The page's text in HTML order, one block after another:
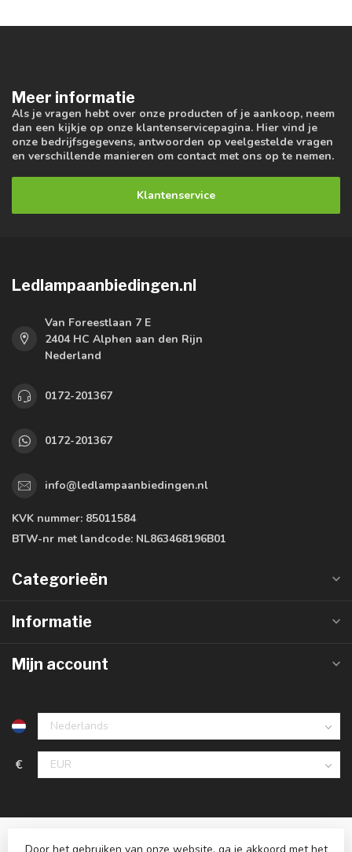
Meer informatie
Als je vragen hebt over onze producten of je aankoop, neem
dan een kijkje op onze klantenservicepagina. Hier vind je
onze bedrijfsgegevens, antwoorden op veelgestelde vragen
en verschillende manieren om contact met ons op te nemen.
Klantenservice
Ledlampaanbiedingen.nl
Van Foreestlaan 7 E
2404 HC Alphen aan den Rijn
Nederland
0172-201367
0172-201367
info@ledlampaanbiedingen.nl
KVK nummer: 85011584
BTW-nr met landcode: NL863468196B01
Categorieën
Informatie
Mijn account
€